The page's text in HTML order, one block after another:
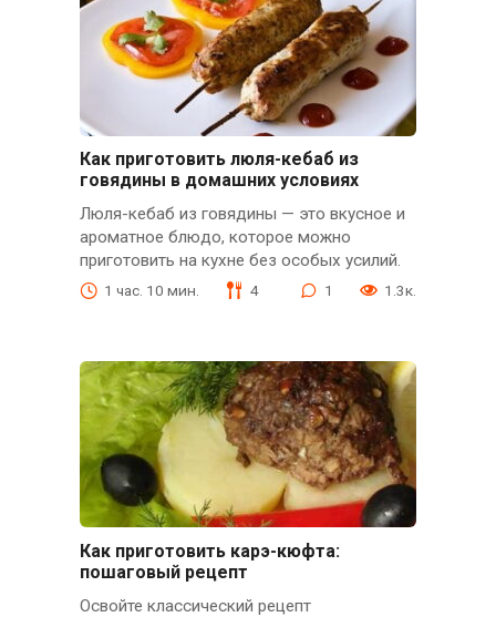
Как приготовить люля-кебаб из
говядины в домашних условиях
Люля-кебаб из говядины — это вкусное и
ароматное блюдо, которое можно
приготовить на кухне без особых усилий.
1 час. 10 мин. 4 1 1.3к.
Как приготовить карэ-кюфта:
пошаговый рецепт
Освойте классический рецепт